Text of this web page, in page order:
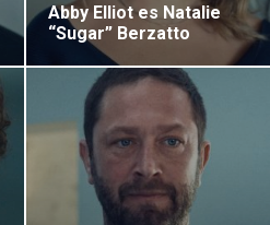
Abby Elliot es Natalie
“Sugar” Berzatto